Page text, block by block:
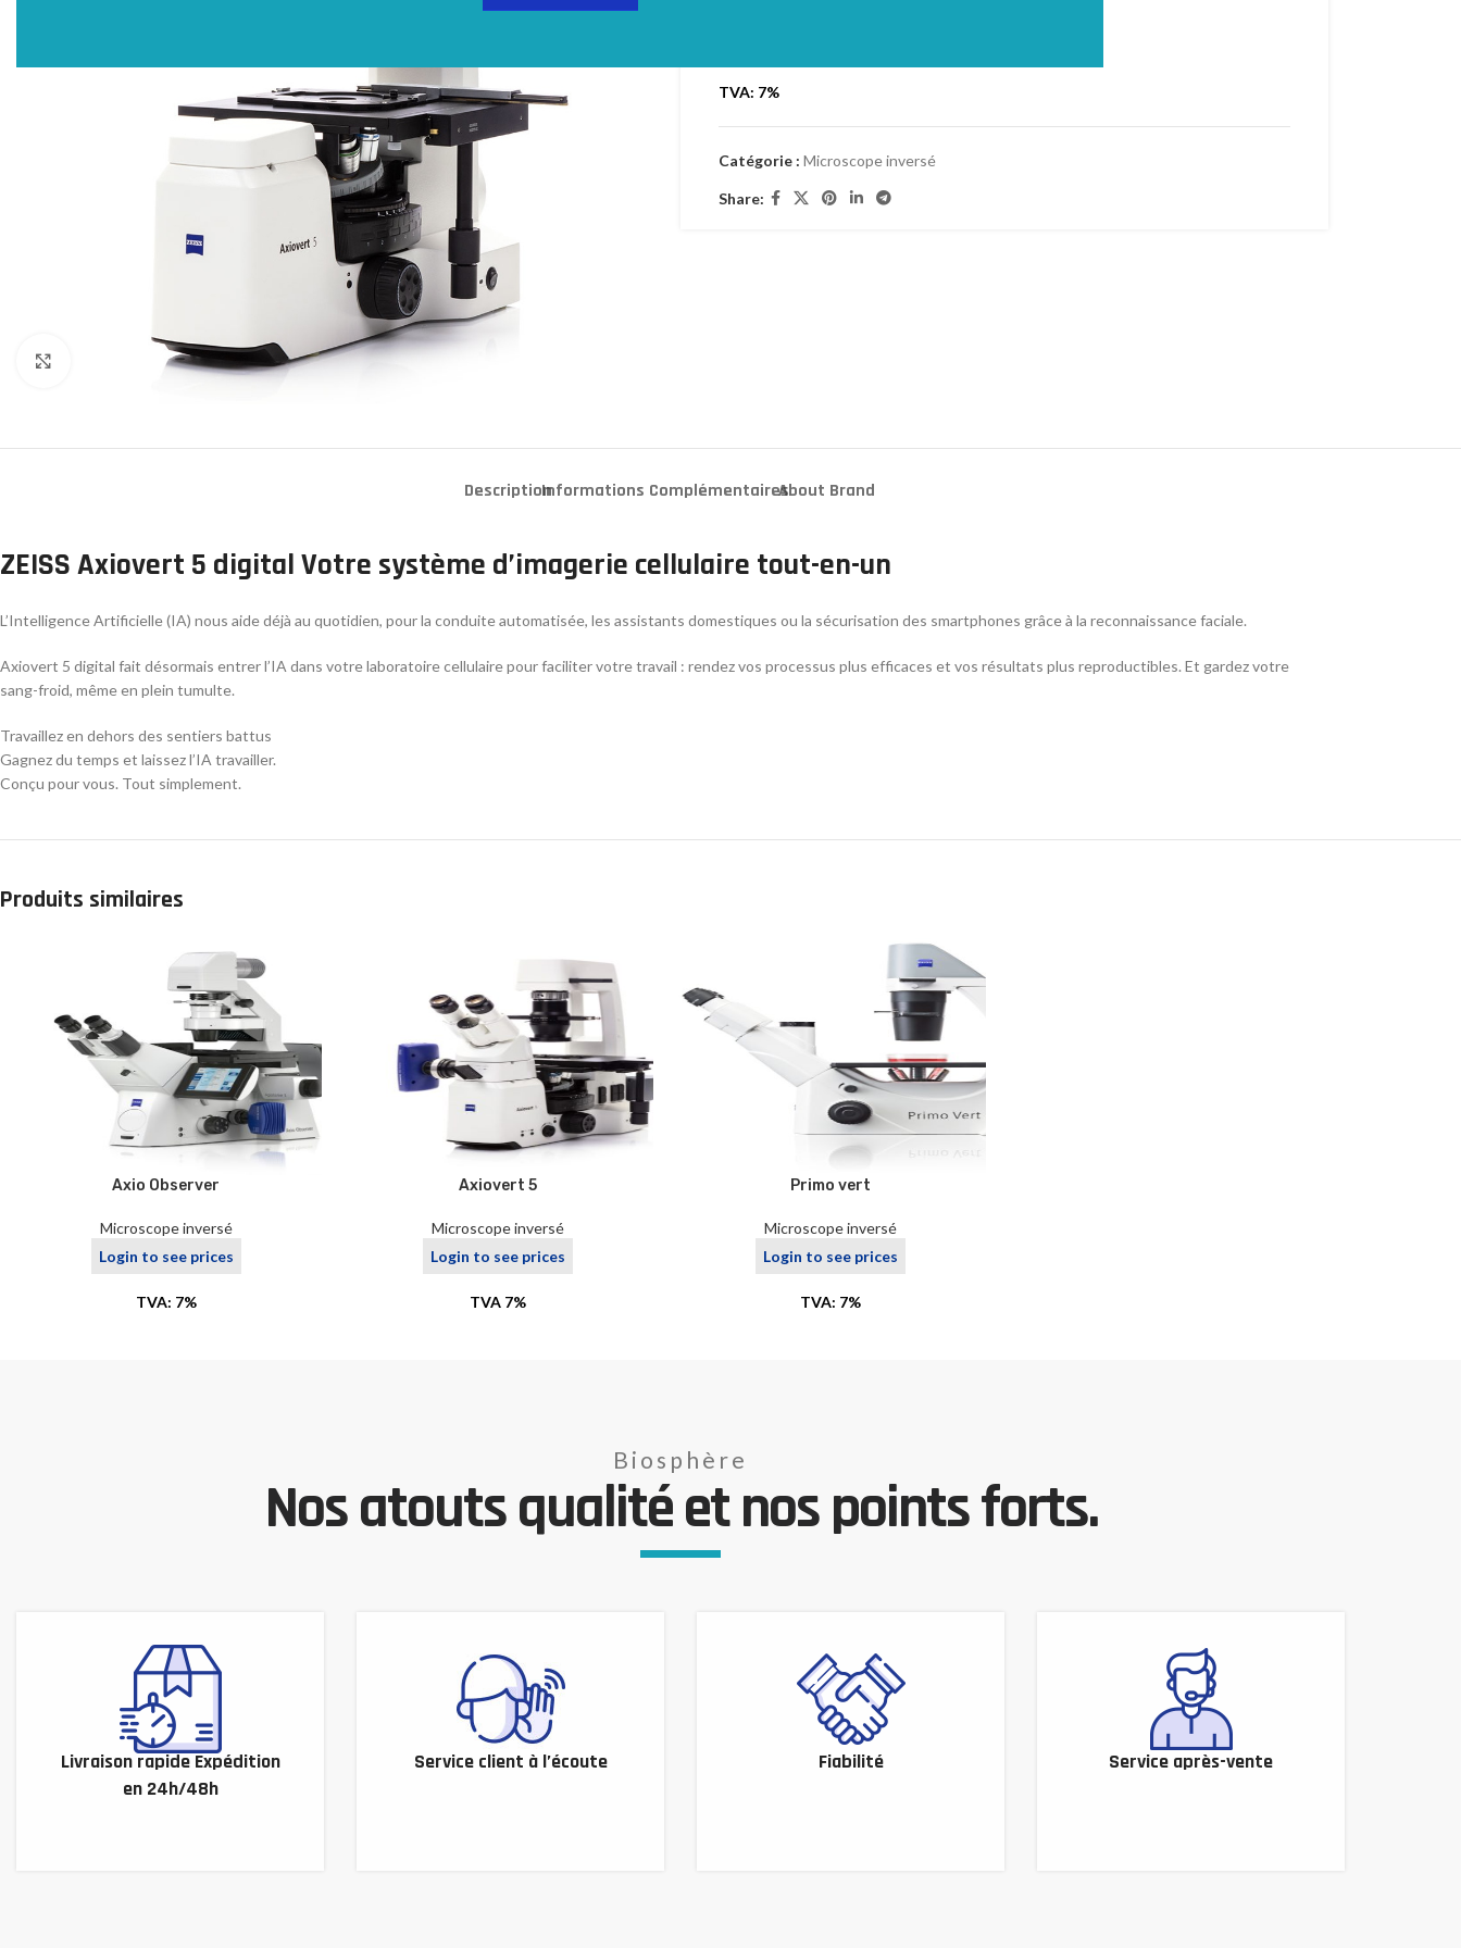
Click to enlarge
TVA: 7%
Catégorie : Microscope inversé
Share:
DescriptionInformations ComplémentairesAbout Brand
ZEISS Axiovert 5 digitalVotre système d’imagerie cellulaire tout-en-un
L’Intelligence Artificielle (IA) nous aide déjà au quotidien, pour la conduite automatisée, les assistants domestiques ou la sécurisation des smartphones grâce à la reconnaissance faciale.
Axiovert 5 digital fait désormais entrer l’IA dans votre laboratoire cellulaire pour faciliter votre travail : rendez vos processus plus efficaces et vos résultats plus reproductibles. Et gardez votre
sang-froid, même en plein tumulte.
Travaillez en dehors des sentiers battus
Gagnez du temps et laissez l’IA travailler.
Conçu pour vous. Tout simplement.
Produits similaires
Axio Observer
Microscope inversé
Login to see prices
TVA: 7%
Axiovert 5
Microscope inversé
Login to see prices
TVA 7%
Primo vert
Microscope inversé
Login to see prices
TVA: 7%
Biosphère
Nos atouts qualité et nos points forts.
Livraison rapide Expédition
en 24h/48h
Service client à l’écoute Fiabilité Service après-vente